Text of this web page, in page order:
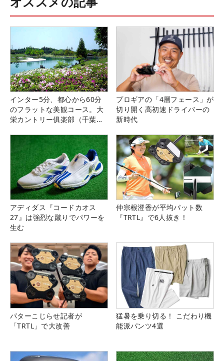
インター5分、都心から60分
のフラットな美観コース。大
栄カントリー俱楽部（千葉
プロギアの「4層フェース」が
切り開く高初速ドライバーの
新時代
アディダス『コードカオス
27』は強烈な蹴りでパワーを
生む
仲宗根澄香が平均パット数
『TRTL』で6人抜き！
パターこじらせ記者が
「TRTL」で大改善
猛暑を乗り切る！ こだわり機
能派パンツ4選